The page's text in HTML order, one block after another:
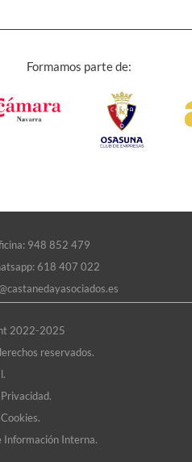
Formamos parte de:
948 852 479
618 407 022
2022-2025
reservados.
Información Interna.